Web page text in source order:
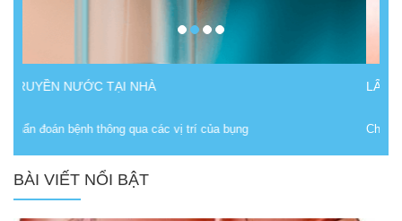
LẤY MÁU XÉT NGHIỆM TẠI NHÀ
Chẩn đoán bệnh thông qua các vị trí của bụng
BÀI VIẾT NỔI BẬT